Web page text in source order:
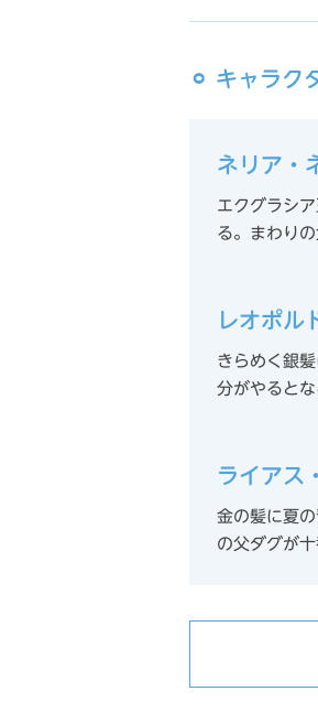
⚪︎ キャラク
ネリア・
エクグラシ
る。まわり
レオポル
きらめく銀
分がやるとな
ライアス
金の髪に夏
の父ダグが